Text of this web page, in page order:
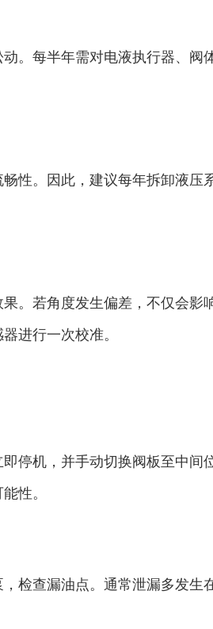
。每半年需对电液执行器、阀
性。因此，建议每年拆卸液压
。若角度发生偏差，不仅会影
进行一次校准。
停机，并手动切换阀板至中间
性。
检查漏油点。通常泄漏多发